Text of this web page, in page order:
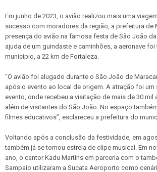
Em junho de 2023, o avião realizou mais uma
sucesso com moradores da região, a prefeitura de
presença do avião na famosa festa de São João
ajuda de um guindaste e caminhões, a aeronave
município, a 22 km de Fortaleza.
“O avião foi alugado durante o São João de
após o evento ao local de origem. A atração foi um
evento, onde recebeu a visitação de mais de 30 mil
além de visitantes do São João. No espaço
filmes educativos”, esclareceu a prefeitura do
Voltando após a conclusão da festividade, em
também já se tornou estrela de clipe musical. Em
ano, o cantor Kadu Martins em parceria com o
Sampaio utilizaram a Sucata Aeroporto como